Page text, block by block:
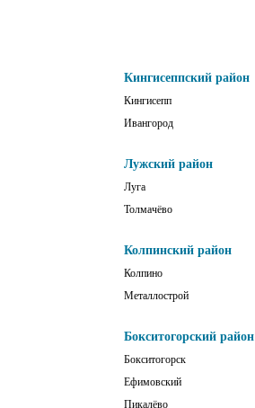
Кингисеппский район
Кингисепп
Ивангород
Лужский район
Луга
Толмачёво
Колпинский район
Колпино
Металлострой
Бокситогорский район
Бокситогорск
Ефимовский
Пикалёво